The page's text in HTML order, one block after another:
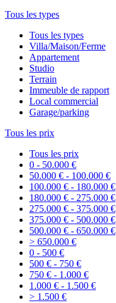
Tous les types
Tous les types
Villa/Maison/Ferme
Appartement
Studio
Terrain
Immeuble de rapport
Local commercial
Garage/parking
Tous les prix
Tous les prix
0 - 50.000 €
50.000 € - 100.000 €
100.000 € - 180.000 €
180.000 € - 275.000 €
275.000 € - 375.000 €
375.000 € - 500.000 €
500.000 € - 650.000 €
> 650.000 €
0 - 500 €
500 € - 750 €
750 € - 1.000 €
1.000 € - 1.500 €
> 1.500 €